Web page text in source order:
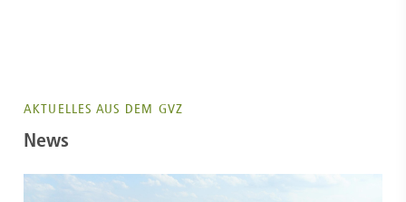
AKTUELLES AUS DEM GVZ
News